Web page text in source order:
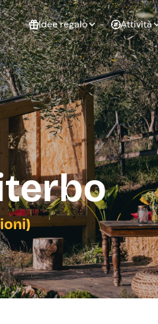
Idee regalo
Esperienze da
regalare
Esperienze di
coppia
Laurea
Addio al
celibato
Attività